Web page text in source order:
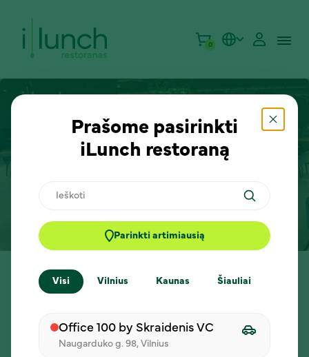
0
Nordic and Baltic VC
Pagrindinis Dienos pietų pasiūlymai
Meniu
Prašome pasirinkti
iLunch restoraną
Ieškoti
Parinkti artimiausią
Visi Vilnius Kaunas Šiauliai
Office 100 by Skraidenis VC
Naugarduko g. 98, Vilnius